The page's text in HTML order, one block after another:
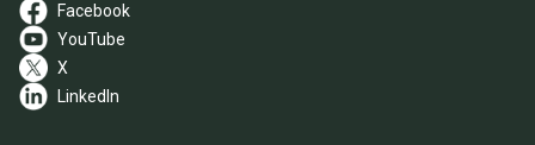
Facebook
YouTube
X
LinkedIn